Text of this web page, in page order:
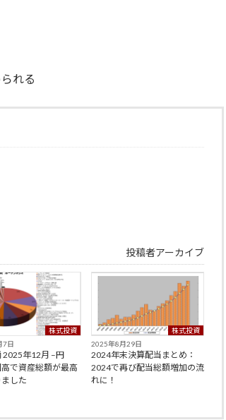
れる
投稿者アーカイブ
株式投資
7日
2025年12月 –円
で資産総額が最高
した
株式投資
2025年8月29日
2024年末決算配当まとめ：
2024で再び配当総額増加の流
れに！